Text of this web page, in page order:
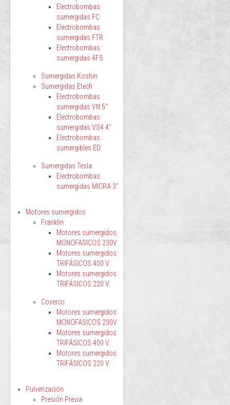
Electrobombas
sumergidas FC
Electrobombas
sumergidas FTR
Electrobombas
sumergidas 4FS
Sumergidas Koshin
Sumergidas Etech
Electrobombas
sumergidas VN 5"
Electrobombas
sumergidas VS4 4"
Electrobombas
sumergibles ED
Sumergidas Tesla
Electrobombas
sumergidas MICRA 3"
Motores sumergidos
Franklin
Motores sumergidos
MONOFASICOS 230V
Motores sumergidos
TRIFÁSICOS 400 V
Motores sumergidos
TRIFÁSICOS 220 V
Coverco
Motores sumergidos
MONOFASICOS 230V
Motores sumergidos
TRIFÁSICOS 400 V
Motores sumergidos
TRIFÁSICOS 220 V
Pulverización
Presión Previa